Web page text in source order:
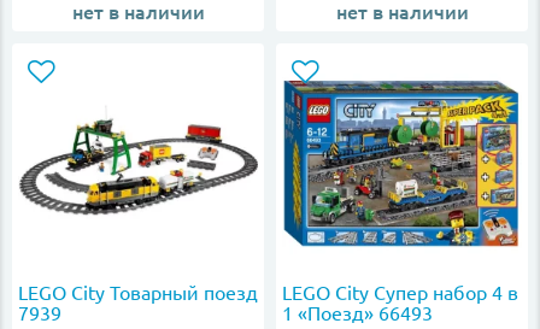
нет в наличии нет в наличии
LEGO City Товарный поезд
7939
LEGO City Супер набор 4 в
1 «Поезд» 66493